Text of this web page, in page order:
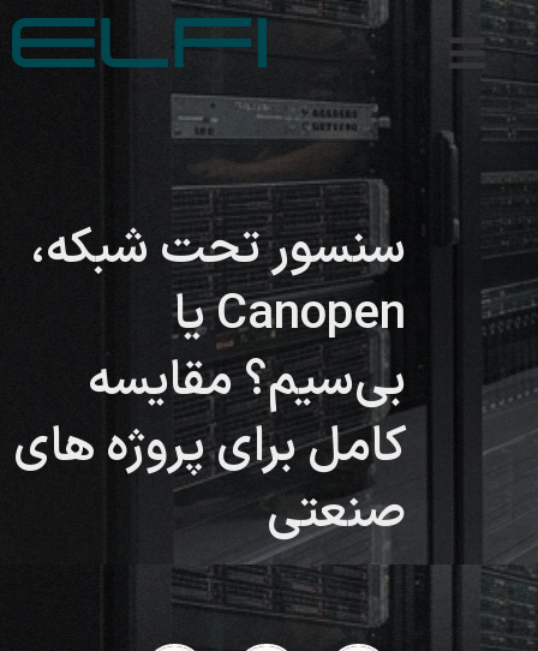
سنسور تحت شبکه،
Canopen یا
بی‌سیم؟ مقایسه
کامل برای پروژه های
صنعتی